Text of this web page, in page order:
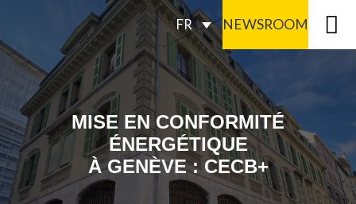
FR NEWSROOM
MISE EN CONFORMITÉ
ÉNERGÉTIQUE
À GENÈVE : CECB+